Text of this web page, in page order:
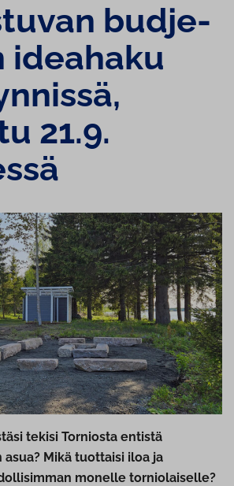
bud­je­
ideahaku
21.9.
tekisi Torniosta entistä
asua? Mikä tuottaisi iloa ja
monelle torniolaiselle?